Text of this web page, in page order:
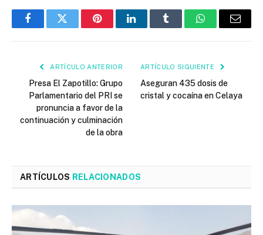
FacebookTwitter PinterestLinkedInTumblr WhatsAppEmail
ARTÍCULO ANTERIOR
Presa El Zapotillo: Grupo
Parlamentario del PRI se
pronuncia a favor de la
continuación y culminación
de la obra
ARTÍCULO SIGUIENTE
Aseguran 435 dosis de
cristal y cocaína en Celaya
ARTÍCULOS RELACIONADOS